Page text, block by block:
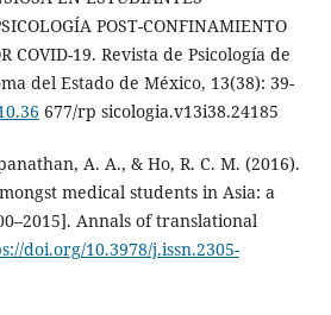
POST-CONFINAMIENTO
COVID-19. Revista de Psicología de
del Estado de México, 13(38): 39-
677/rp sicologia.v13i38.24185
A. A., & Ho, R. C. M. (2016).
medical students in Asia: a
Annals of translational
doi.org/10.3978/j.issn.2305-